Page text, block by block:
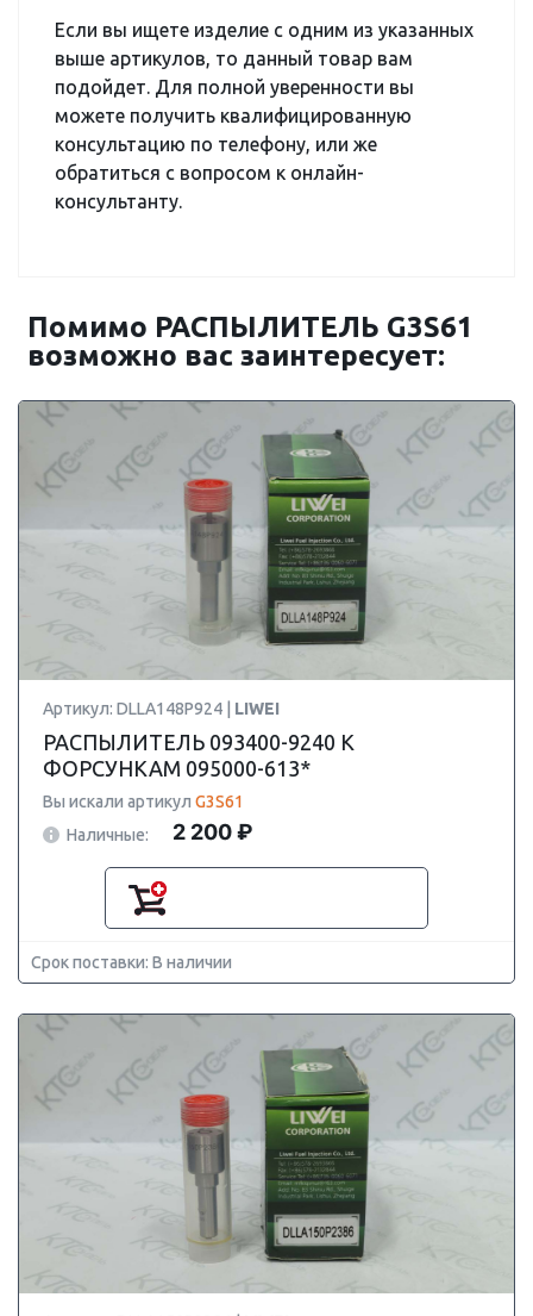
Если вы ищете изделие с одним из указанных
выше артикулов, то данный товар вам
подойдет. Для полной уверенности вы
можете получить квалифицированную
консультацию по телефону, или же
обратиться с вопросом к онлайн-
консультанту.
Помимо РАСПЫЛИТЕЛЬ G3S61
возможно вас заинтересует:
Артикул: DLLA148P924 | LIWEI
РАСПЫЛИТЕЛЬ 093400-9240 К
ФОРСУНКАМ 095000-613*
Вы искали артикул G3S61
Наличные:
2 200 ₽
Срок поставки: В наличии